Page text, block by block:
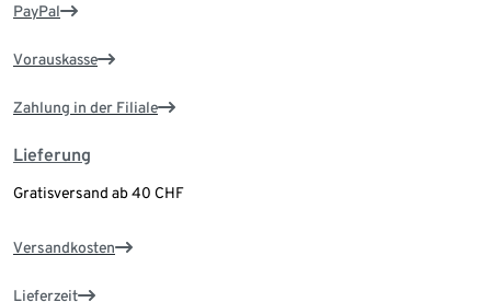
PayPal
Vorauskasse
Zahlung in der Filiale
Lieferung
Gratisversand ab 40 CHF
Versandkosten
Lieferzeit